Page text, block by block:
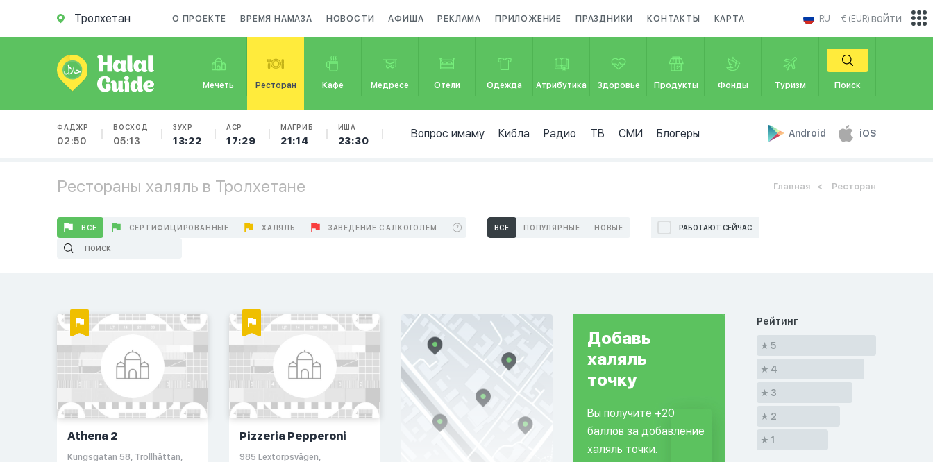
Тролхетан О ПРОЕКТЕ ВРЕМЯ НАМАЗА НОВОСТИ АФИША РЕКЛАМА ПРИЛОЖЕНИЕ ПРАЗДНИКИ КОНТАКТЫ КАРТА RU € (EUR)
Мечеть Ресторан Кафе Медресе Отели Одежда Атрибутика Здоровье Продукты Фонды Туризм Поиск
ФАДЖР
02:50
ВОСХОД
05:13
ЗУХР
13:22
АСР
17:29
МАГРИБ
21:14
ИША
23:30
Вопрос имаму Кибла Радио ТВ СМИ Блогеры Android iOS
войти
Рестораны халяль в Тролхетане Главная Ресторан
ВСЕ СЕРТИФИЦИРОВАННЫЕ ХАЛЯЛЬ ЗАВЕДЕНИЕ С АЛКОГОЛЕМ ВСЕ ПОПУЛЯРНЫЕ НОВЫЕ РАБОТАЮТ СЕЙЧАС
Athena 2
Kungsgatan 58, Trollhättan,
Pizzeria Pepperoni
985 Lextorpsvägen,
Добавь
халяль
точку
Вы получите +20
баллов за добавление
халяль точки.
Рейтинг
5
4
3
2
1